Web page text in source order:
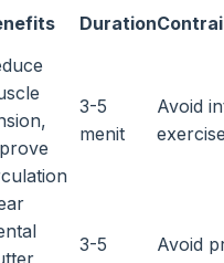
Duration
3-5
menit
Avoid
3-5
Avoid